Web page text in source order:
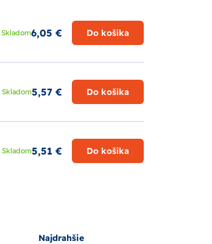
Skladom6,05 € Do košíka
Skladom5,57 € Do košíka
Skladom5,51 € Do košíka
Najdrahšie